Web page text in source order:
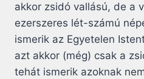
akkor zsidó vallású, de a
ezerszeres lét-számú
ismerik az Egyetelen
azt akkor (még) csak a
tehát ismerik azoknak